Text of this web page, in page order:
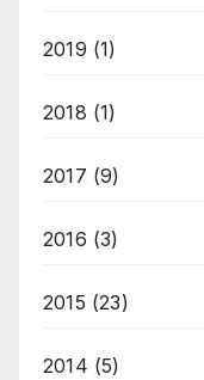
2019 (1)
2018 (1)
2017 (9)
2016 (3)
2015 (23)
2014 (5)